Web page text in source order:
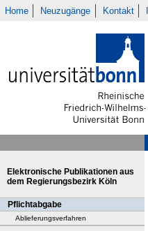
Home Neuzugänge Kontakt
Elektronische Publikationen aus
dem Regierungsbezirk Köln
Pflichtabgabe
Ablieferungsverfahren